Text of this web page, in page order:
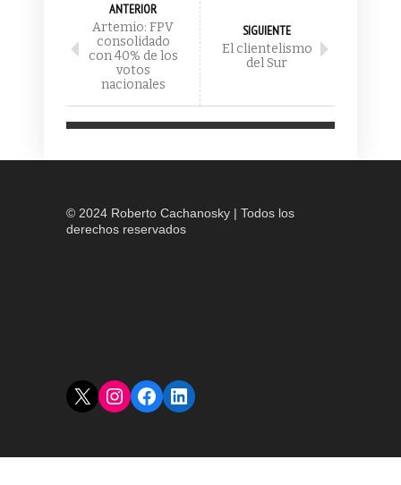
ANTERIOR
Artemio: FPV
consolidado
con 40% de los
votos
nacionales
SIGUIENTE
El clientelismo
del Sur
© 2024 Roberto Cachanosky | Todos los
derechos reservados
X Instagram
Facebook
LinkedIn